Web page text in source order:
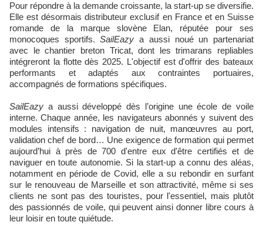
Pour répondre à la demande croissante, la start-up se diversifie.
Elle est désormais distributeur exclusif en France et en Suisse
romande de la marque slovène Elan, réputée pour ses
monocoques sportifs.SailEazya aussi noué un partenariat
avec le chantier breton Tricat, dont les trimarans repliables
intégreront la flotte dès 2025. L'objectif est d'offrir des bateaux
performants et adaptés aux contraintes portuaires,
accompagnés de formations spécifiques.
SailEazy a aussi développé dès l’origine une école de voile
interne. Chaque année, les navigateurs abonnés y suivent des
modules intensifs : navigation de nuit, manœuvres au port,
validation chef de bord… Une exigence de formation qui permet
aujourd’hui à près de 700 d'entre eux d'être certifiés et de
naviguer en toute autonomie. Si la start-up a connu des aléas,
notamment en période de Covid, elle a su rebondir en surfant
sur le renouveau de Marseille et son attractivité, même si ses
clients ne sont pas des touristes, pour l'essentiel, mais plutôt
des passionnés de voile, qui peuvent ainsi donner libre cours à
leur loisir en toute quiétude.